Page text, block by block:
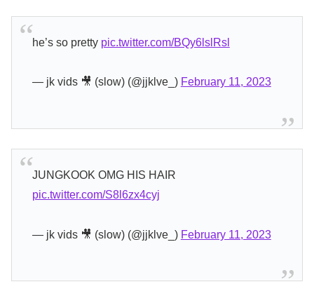
he’s so pretty pic.twitter.com/BQy6lslRsl
— jk vids 🎥 (slow) (@jjklve_) February 11, 2023
JUNGKOOK OMG HIS HAIR
pic.twitter.com/S8l6zx4cyj
— jk vids 🎥 (slow) (@jjklve_) February 11, 2023